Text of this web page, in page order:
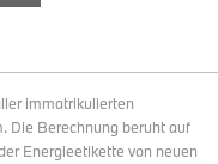
immatrikulierten
Die Berechnung beruht auf
Energieetikette von neuen